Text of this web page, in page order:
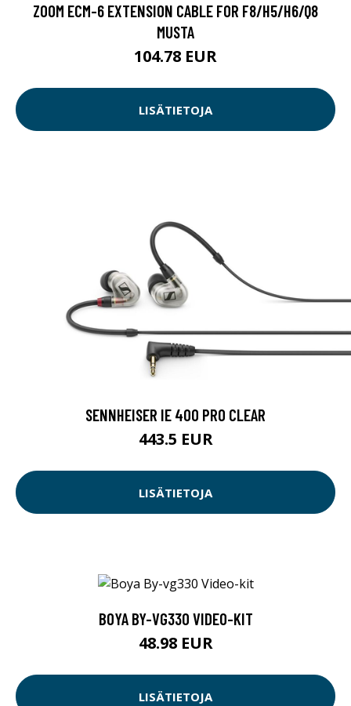
ZOOM ECM-6 EXTENSION CABLE FOR F8/H5/H6/Q8
MUSTA
104.78 EUR
LISÄTIETOJA
SENNHEISER IE 400 PRO CLEAR
443.5 EUR
LISÄTIETOJA
BOYA BY-VG330 VIDEO-KIT
48.98 EUR
LISÄTIETOJA